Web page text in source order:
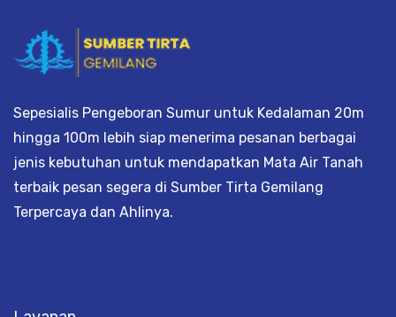
Sepesialis Pengeboran Sumur untuk Kedalaman 20m
hingga 100m lebih siap menerima pesanan berbagai
jenis kebutuhan untuk mendapatkan Mata Air Tanah
terbaik pesan segera di Sumber Tirta Gemilang
Terpercaya dan Ahlinya.